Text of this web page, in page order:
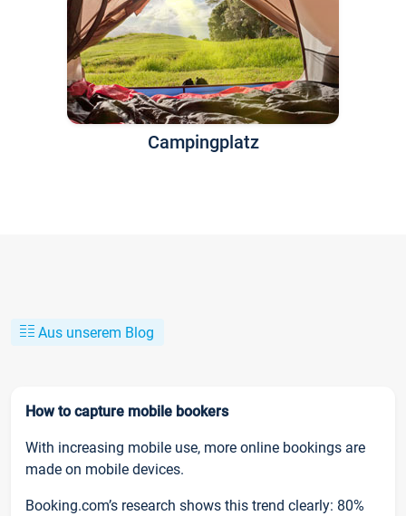
Campingplatz
Aus unserem Blog
How to capture mobile bookers
With increasing mobile use, more online bookings are
made on mobile devices.
Booking.com’s research shows this trend clearly: 80%